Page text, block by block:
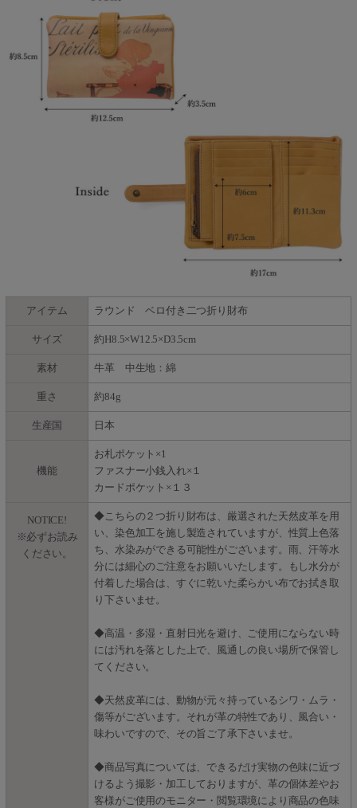
アイテム ラウンド ベロ付き二つ折り財布
サイズ 約H8.5×W12.5×D3.5cm
素材 牛革 中生地：綿
重さ 約84g
生産国 日本
機能
お札ポケット×1
ファスナー小銭入れ×１
カードポケット×１３
NOTICE!
※必ずお読み
ください。
◆こちらの２つ折り財布は、厳選された天然皮革を用
い、染色加工を施し製造されていますが、性質上色落
ち、水染みができる可能性がございます。雨、汗等水
分には細心のご注意をお願いいたします。もし水分が
付着した場合は、すぐに乾いた柔らかい布でお拭き取
り下さいませ。
◆高温・多湿・直射日光を避け、ご使用にならない時
には汚れを落とした上で、風通しの良い場所で保管し
てください。
◆天然皮革には、動物が元々持っているシワ・ムラ・
傷等がございます。それが革の特性であり、風合い・
味わいですので、その旨ご了承下さいませ。
◆商品写真については、できるだけ実物の色味に近づ
けるよう撮影・加工しておりますが、革の個体差やお
客様がご使用のモニター・閲覧環境により商品の色味